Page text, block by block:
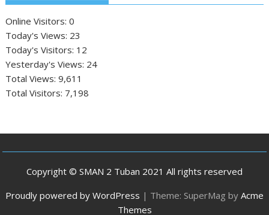
Online Visitors:0
Today's Views: 23
Today's Visitors: 12
Yesterday's Views: 24
Total Views:9,611
Total Visitors: 7,198
Copyright © SMAN 2 Tuban 2021 All rights reserved
Proudly powered by WordPress | Theme: SuperMag by Acme
Themes